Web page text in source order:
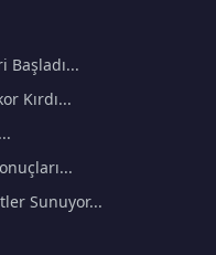
Başladı...
Kırdı...
Sunuyor...